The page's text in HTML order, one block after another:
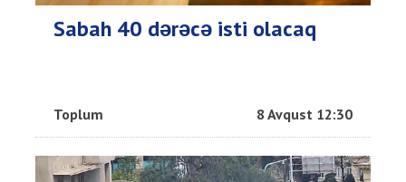
Sabah 40 dərəcə isti olacaq
Toplum 8 Avqust 12:30